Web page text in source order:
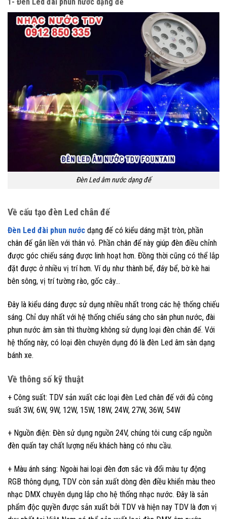
Đèn Led âm nước dạng đế
Về cấu tạo đèn Led chân đế
Đèn Led đài phun nước dạng đế có kiểu dáng mặt tròn, phần
chân đế gắn liền với thân vỏ. Phần chân đế này giúp đèn điều chỉnh
được góc chiếu sáng được linh hoạt hơn. Đồng thời cũng có thể lắp
đặt được ở nhiều vị trí hơn. Ví dụ như thành bể, đáy bể, bờ kè hai
bên sông, vị trí tường rào, gốc cây…
Đây là kiểu dáng được sử dụng nhiều nhất trong các hệ thống chiếu
sáng. Chỉ duy nhất với hệ thống chiếu sáng cho sân phun nước, đài
phun nước âm sàn thì thường không sử dụng loại đèn chân đế. Với
hệ thống này, có loại đèn chuyên dụng đó là đèn Led âm sàn dạng
bánh xe.
Về thông số kỹ thuật
+ Công suất: TDV sản xuất các loại đèn Led chân đế với đủ công
suất 3W, 6W, 9W, 12W, 15W, 18W, 24W, 27W, 36W, 54W
+ Nguồn điện: Đèn sử dụng nguồn 24V, chúng tôi cung cấp nguồn
đèn quấn tay chất lượng nếu khách hàng có nhu cầu.
+ Màu ánh sáng: Ngoài hai loại đèn đơn sắc và đổi màu tự động
RGB thông dụng, TDV còn sản xuất dòng đèn điều khiển màu theo
nhạc DMX chuyên dụng lắp cho hệ thống nhạc nước. Đây là sản
phẩm độc quyền được sản xuất bởi TDV và hiện nay TDV là đơn vị